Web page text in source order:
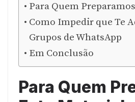
Para Quem
Como Impedir que Te
Grupos de WhatsApp
Em Conclusão
Para Quem